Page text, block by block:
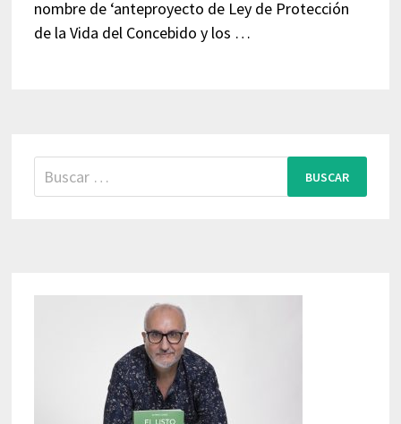
nombre de ‘anteproyecto de Ley de Protección
de la Vida del Concebido y los …
Buscar: